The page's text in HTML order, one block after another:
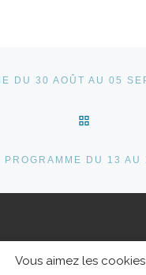
Vous aimez les cookies
les articles
DU 30 AOÛT AU 05
PROGRAMME DU 13 AU